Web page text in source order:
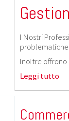
I Nostri
problematiche
Inoltre offrono
Leggi tutto